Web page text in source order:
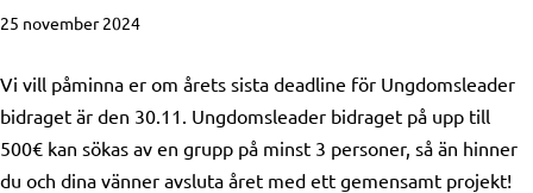
25 november 2024
Vi vill påminna er om årets sista deadline för Ungdomsleader
bidraget är den 30.11. Ungdomsleader bidraget på upp till
500€ kan sökas av en grupp på minst 3 personer, så än hinner
du och dina vänner avsluta året med ett gemensamt projekt!